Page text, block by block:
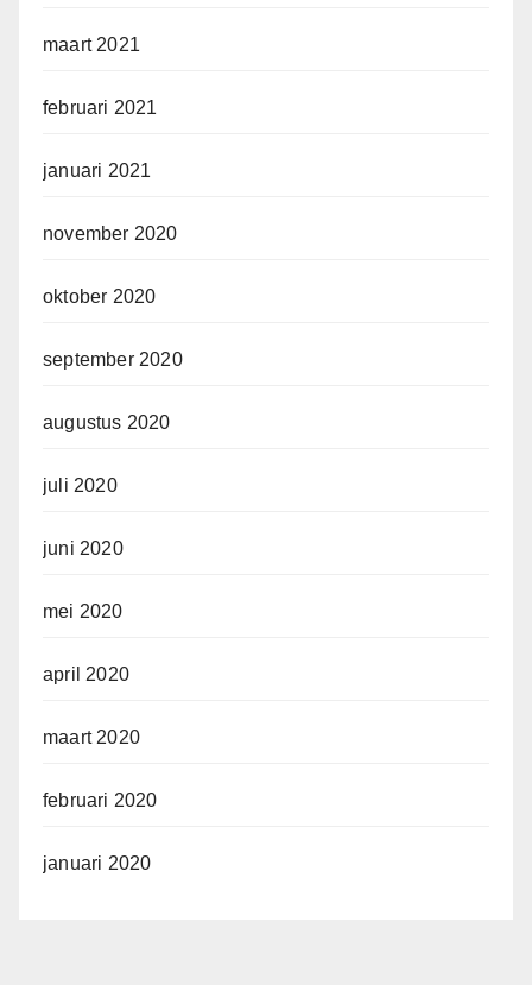
maart 2021
februari 2021
januari 2021
november 2020
oktober 2020
september 2020
augustus 2020
juli 2020
juni 2020
mei 2020
april 2020
maart 2020
februari 2020
januari 2020